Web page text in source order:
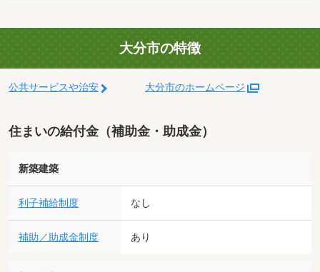
大分市の特徴
公共サービスや治安 大分市のホームページ
住まいの給付金（補助金・助成金）
新築建築
利子補給制度 なし
補助／助成金制度 あり